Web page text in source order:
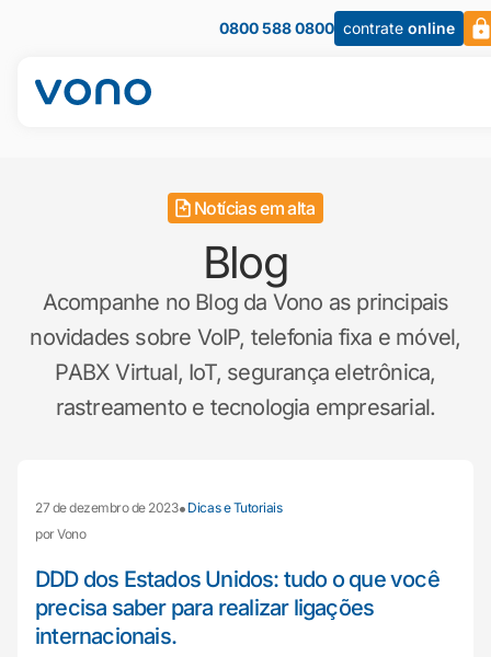
0800 588 0800 contrate online
Notícias em alta
Blog
Acompanhe no Blog da Vono as principais
novidades sobre VoIP, telefonia fixa e móvel,
PABX Virtual, IoT, segurança eletrônica,
rastreamento e tecnologia empresarial.
27 de dezembro de 2023• Dicas e Tutoriais
por Vono
DDD dos Estados Unidos: tudo o que você
precisa saber para realizar ligações
internacionais.